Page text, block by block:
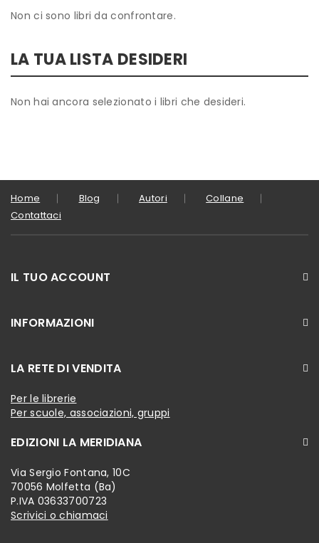
Non ci sono libri da confrontare.
LA TUA LISTA DESIDERI
Non hai ancora selezionato i libri che desideri.
Home Blog Autori
Collane
Contattaci
IL TUO ACCOUNT
INFORMAZIONI
LA RETE DI VENDITA
Per le librerie
Per scuole, associazioni, gruppi
EDIZIONI LA MERIDIANA
Via Sergio Fontana, 10C
70056 Molfetta (Ba)
P.IVA 03633700723
Scrivici o chiamaci